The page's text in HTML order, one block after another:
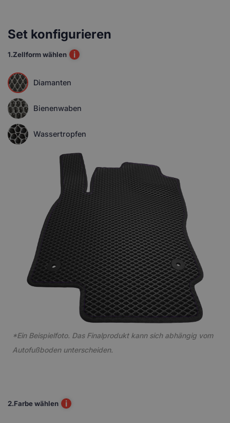
Set konfigurieren
1.Zellform wählen i
Diamanten
Bienenwaben
Wassertropfen
*Ein Beispielfoto. Das Finalprodukt kann sich abhängig vom
Autofußboden unterscheiden.
2.Farbe wählen i